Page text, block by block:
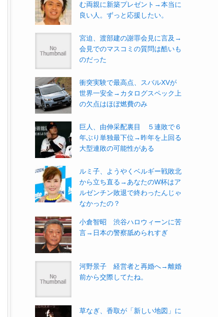
む両親に新築プレゼント→本当に
良い人。ずっと応援したい。
宮迫、渡部建の謝罪会見に言及→
会見でのマスコミの質問は酷いも
のだった
衝突実験で最高点、スバルXVが
世界一安全→カタログスペック上
の欠点はほぼ燃費のみ
巨人、由伸采配裏目 ５連敗で６
年ぶり単独最下位→昨年を上回る
大型連敗の可能性がある
ルミ子、ようやくベルギー戦敗北
から立ち直る→あなたのW杯はア
ルゼンチン敗退で終わったんじゃ
なかったの？
小倉智昭 渋谷ハロウィーンに苦
言→日本の警察舐められすぎ
河野景子 経営者と再婚へ→離婚
前から交際してたね。
草なぎ、香取が「新しい地図」に